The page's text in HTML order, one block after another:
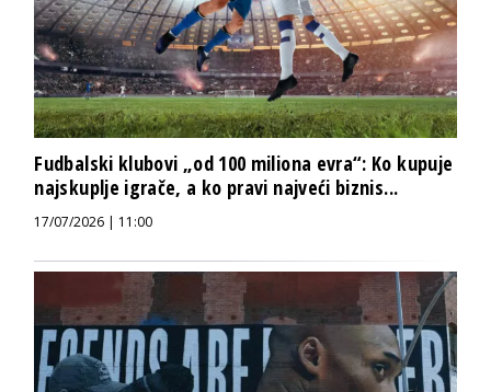
Fudbalski klubovi „od 100 miliona evra“: Ko kupuje
najskuplje igrače, a ko pravi najveći biznis...
17/07/2026 | 11:00